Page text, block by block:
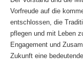
Vorfreude auf die
entschlossen, die
pflegen und mit Leben
Engagement und
Zukunft eine